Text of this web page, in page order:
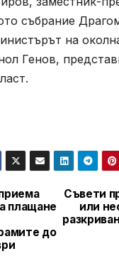
събрание
на
Генов,
Съвети
или
плащане
до